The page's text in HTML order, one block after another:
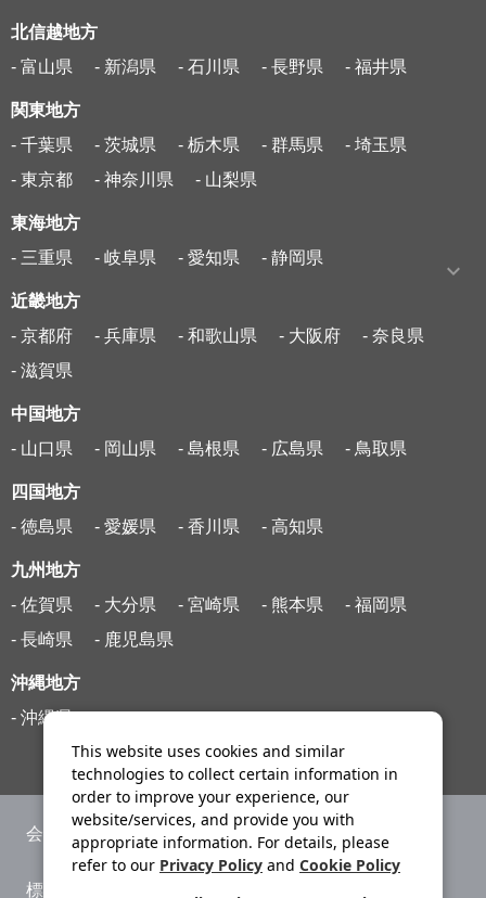
北信越地方
- 富山県
- 新潟県 - 石川県 - 長野県 - 福井県
関東地方
- 千葉県
- 茨城県 - 栃木県 - 群馬県
- 埼玉県
- 東京都
- 神奈川県 - 山梨県
東海地方
- 三重県
- 岐阜県 - 愛知県 - 静岡県
近畿地方
- 京都府
- 兵庫県 - 和歌山県 - 大阪府
- 奈良県
- 滋賀県
中国地方
- 山口県
- 岡山県 - 島根県 - 広島県 - 鳥取県
四国地方
- 徳島県
- 愛媛県 - 香川県 - 高知県
九州地方
- 佐賀県
- 大分県 - 宮崎県 - 熊本県
- 福岡県
- 長崎県
- 鹿児島県
沖縄地方
- 沖縄県
会社案内 ニュースリリース
標識・約款
This website uses cookies and similar
technologies to collect certain information in
order to improve your experience, our
website/services, and provide you with
appropriate information. For details, please
refer to our Privacy Policy and Cookie Policy